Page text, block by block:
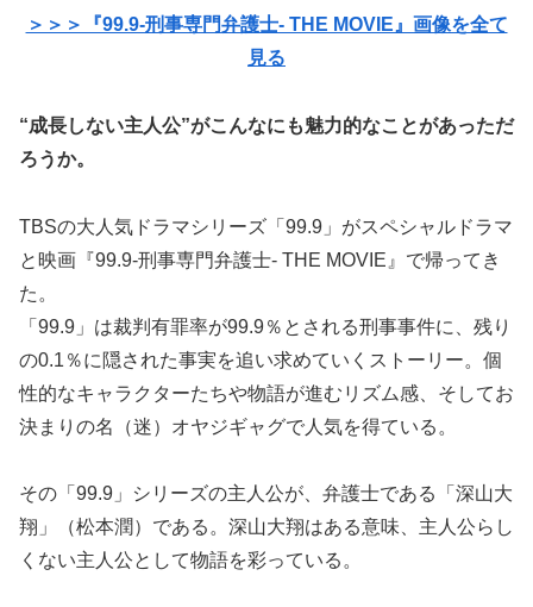
＞＞＞『99.9-刑事専門弁護士- THE MOVIE』画像を全て
見る
“成長しない主人公”がこんなにも魅力的なことがあっただ
ろうか。
TBSの大人気ドラマシリーズ「99.9」がスペシャルドラマ
と映画『99.9-刑事専門弁護士- THE MOVIE』で帰ってき
た。
「99.9」は裁判有罪率が99.9％とされる刑事事件に、残り
の0.1％に隠された事実を追い求めていくストーリー。個
性的なキャラクターたちや物語が進むリズム感、そしてお
決まりの名（迷）オヤジギャグで人気を得ている。
その「99.9」シリーズの主人公が、弁護士である「深山大
翔」（松本潤）である。深山大翔はある意味、主人公らし
くない主人公として物語を彩っている。